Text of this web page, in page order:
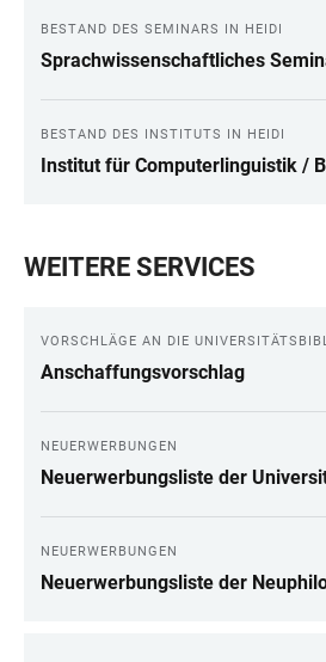
BESTAND DES SEMINARS IN HEIDI
Sprachwissenschaftliches
BESTAND DES INSTITUTS IN HEIDI
Institut für Computerlinguistik /
WEITERE SERVICES
VORSCHLÄGE AN DIE
Anschaffungsvorschlag
NEUERWERBUNGEN
Neuerwerbungsliste der
NEUERWERBUNGEN
Neuerwerbungsliste der